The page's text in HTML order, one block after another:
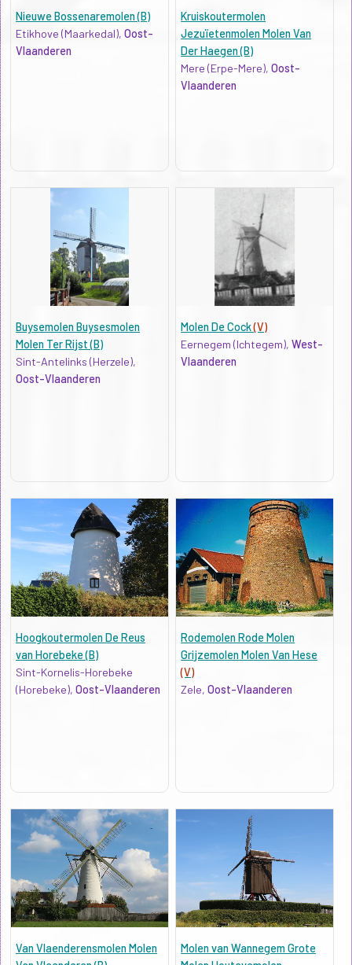
Nieuwe Bossenaremolen (B)
Etikhove (Maarkedal), Oost-
Vlaanderen
Kruiskoutermolen
Jezuïetenmolen Molen Van
Der Haegen (B)
Mere (Erpe-Mere),Oost-
Vlaanderen
Buysemolen Buysesmolen
Molen Ter Rijst (B)
Sint-Antelinks (Herzele),
Oost-Vlaanderen
Molen De Cock(V)
Eernegem (Ichtegem),West-
Vlaanderen
Hoogkoutermolen De Reus
van Horebeke (B)
Sint-Kornelis-Horebeke
(Horebeke), Oost-Vlaanderen
Rodemolen Rode Molen
Grijzemolen Molen Van Hese
(V)
Zele,Oost-Vlaanderen
Van Vlaenderensmolen Molen
Molen van Wannegem Grote